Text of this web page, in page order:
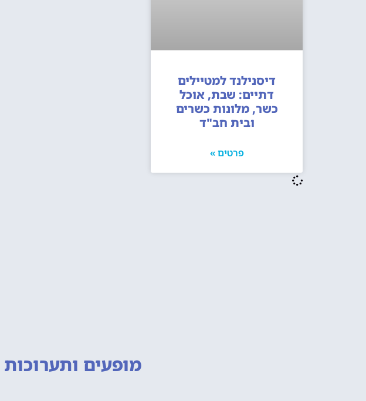
דיסנילנד למטיילים
דתיים: שבת, אוכל
כשר, מלונות כשרים
ובית חב"ד
פרטים »
מופעים ותערוכות